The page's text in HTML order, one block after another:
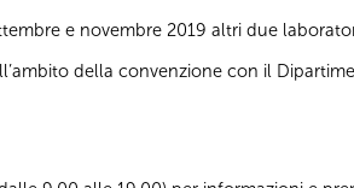
e novembre 2019 altri due
della convenzione con il